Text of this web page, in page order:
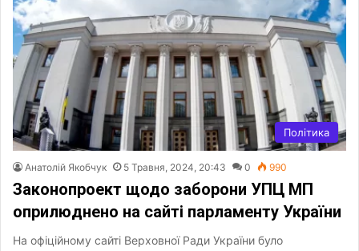
Політика
Анатолій Якобчук 5 Травня, 2024, 20:43 0 990
Законопроект щодо заборони УПЦ МП
оприлюднено на сайті парламенту України
На офіційному сайті Верховної Ради України було